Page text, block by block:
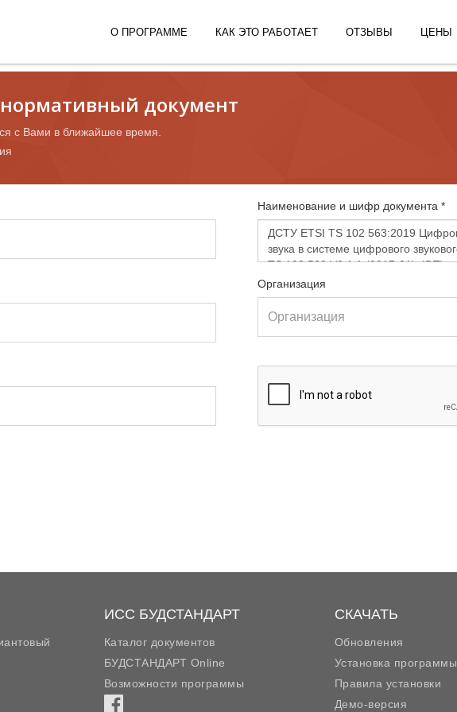
О ПРОГРАММЕ КАК ЭТО РАБОТАЕТ ОТЗЫВЫ ЦЕНЫ
нормативный документ
с Вами в ближайшее время.
Наименование и шифр документа *
Организация
ИСС БУДСТАНДАРТ
Каталог документов
БУДСТАНДАРТ Online
Возможности программы
СКАЧАТЬ
Обновления
Установка программы
Правила установки
Демо-версия